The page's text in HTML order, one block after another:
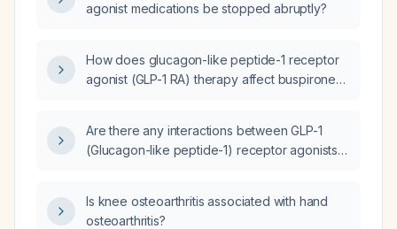
agonist medications be stopped abruptly?
How does glucagon-like peptide-1 receptor
agonist (GLP-1 RA) therapy affect buspirone
Are there any interactions between GLP-1
(Glucagon-like peptide-1) receptor agonists,
Hyperactivity Disorder) medications?
Is knee osteoarthritis associated with hand
osteoarthritis?